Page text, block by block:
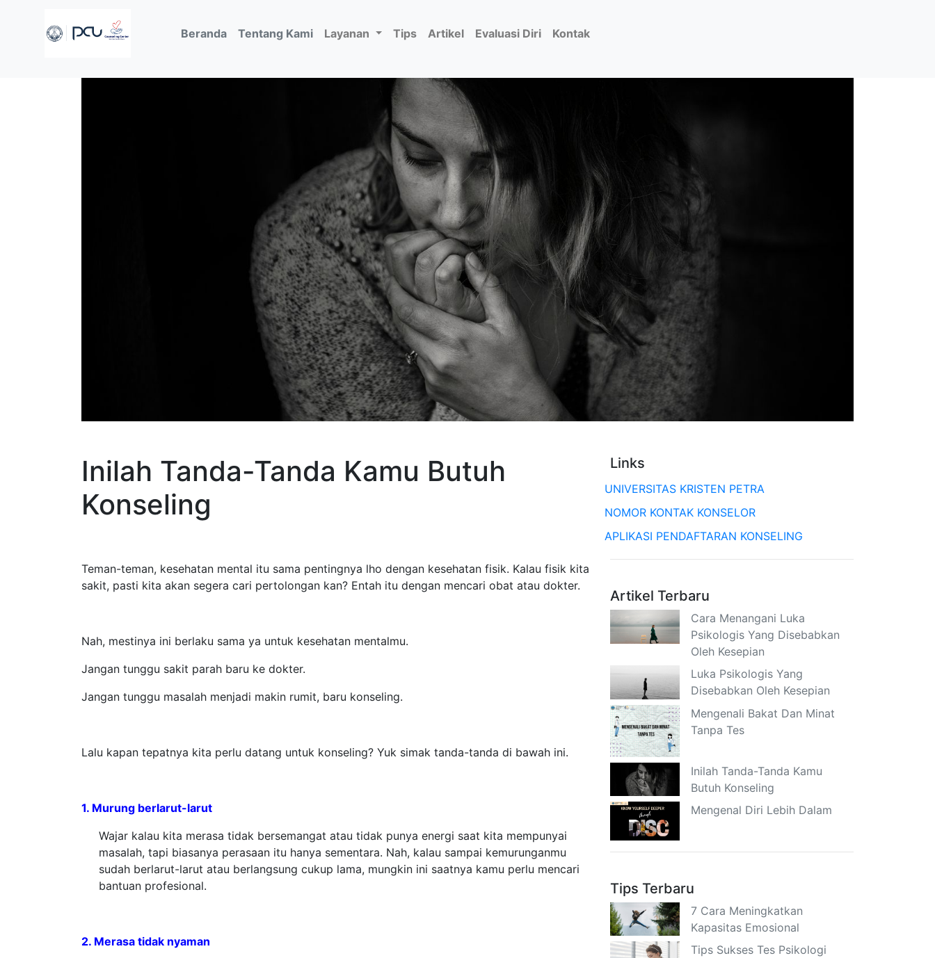
Beranda(current)
Tentang Kami Layanan Tips Artikel Evaluasi Diri Kontak
Inilah Tanda-Tanda Kamu Butuh
Konseling
Teman-teman, kesehatan mental itu sama pentingnya lho dengan kesehatan fisik. Kalau fisik kita
sakit, pasti kita akan segera cari pertolongan kan? Entah itu dengan mencari obat atau dokter.
Nah, mestinya ini berlaku sama ya untuk kesehatan mentalmu.
Jangan tunggu sakit parah baru ke dokter.
Jangan tunggu masalah menjadi makin rumit, baru konseling.
Lalu kapan tepatnya kita perlu datang untuk konseling? Yuk simak tanda-tanda di bawah ini.
1. Murung berlarut-larut
Wajar kalau kita merasa tidak bersemangat atau tidak punya energi saat kita mempunyai
masalah, tapi biasanya perasaan itu hanya sementara. Nah, kalau sampai kemurunganmu
sudah berlarut-larut atau berlangsung cukup lama, mungkin ini saatnya kamu perlu mencari
bantuan profesional.
2. Merasa tidak nyaman
Links
UNIVERSITAS KRISTEN PETRA
NOMOR KONTAK KONSELOR
APLIKASI PENDAFTARAN KONSELING
Artikel Terbaru
Cara Menangani Luka
Psikologis Yang Disebabkan
Oleh Kesepian
Luka Psikologis Yang
Disebabkan Oleh Kesepian
Mengenali Bakat Dan Minat
Tanpa Tes
Inilah Tanda-Tanda Kamu
Butuh Konseling
Mengenal Diri Lebih Dalam
Tips Terbaru
7 Cara Meningkatkan
Kapasitas Emosional
Tips Sukses Tes Psikologi